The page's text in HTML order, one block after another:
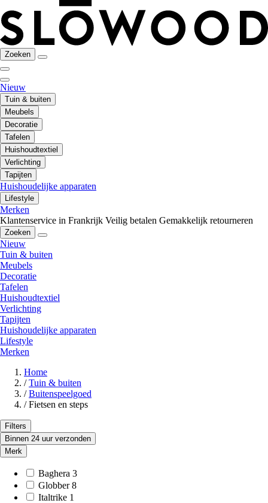
Zoeken
Nieuw
Tuin & buiten
Meubels
Decoratie
Tafelen
Huishoudtextiel
Verlichting
Tapijten
Huishoudelijke apparaten
Lifestyle
Merken
Klantenservice in Frankrijk Veilig betalen Gemakkelijk retourneren
Zoeken
Nieuw
Tuin & buiten
Meubels
Decoratie
Tafelen
Huishoudtextiel
Verlichting
Tapijten
Huishoudelijke apparaten
Lifestyle
Merken
Home
/ Tuin & buiten
/ Buitenspeelgoed
/ Fietsen en steps
Filters
Binnen 24 uur verzonden
Merk
Baghera 3
Globber 8
Italtrike 1